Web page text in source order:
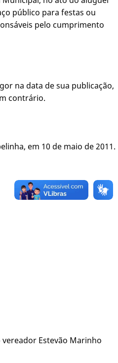
público para festas ou
pelo cumprimento
na data de sua publicação,
contrário.
em 10 de maio de 2011.
Estevão Marinho